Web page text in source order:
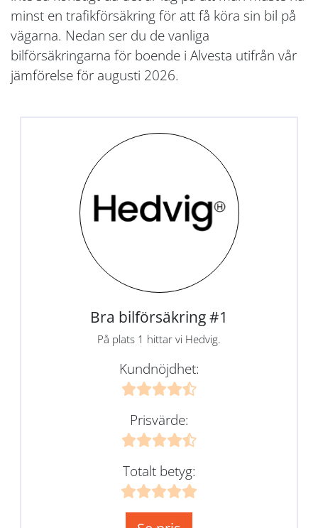
minst en trafikförsäkring för att få köra sin bil på
vägarna. Nedan ser du de vanliga
bilförsäkringarna för boende i Alvesta utifrån vår
jämförelse för augusti 2026.
Bra bilförsäkring #1
På plats 1 hittar vi Hedvig.
Kundnöjdhet:
Prisvärde:
Totalt betyg: